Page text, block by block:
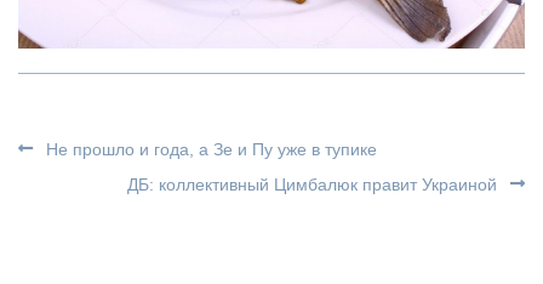
Не прошло и года, а Зе и Пу уже в тупике
ДБ: коллективный Цимбалюк правит Украиной